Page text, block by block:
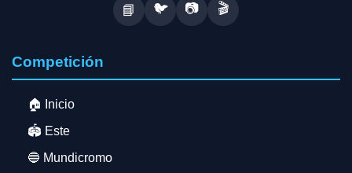
📘 🐦 📷 🎬
Competición
🏠 Inicio
🏟️ Este
🔵 Mundicromo